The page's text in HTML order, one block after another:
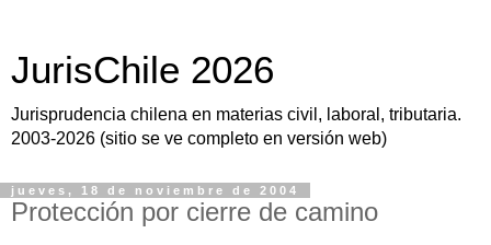
JurisChile 2026
Jurisprudencia chilena en materias civil, laboral, tributaria.
2003-2026 (sitio se ve completo en versión web)
jueves, 18 de noviembre de 2004
Protección por cierre de camino